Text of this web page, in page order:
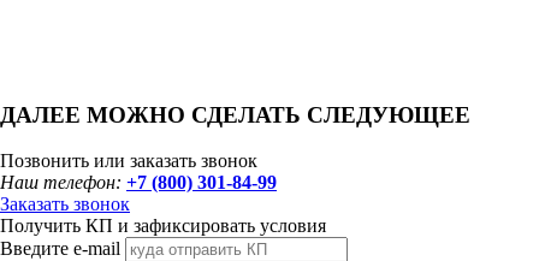
ДАЛЕЕ МОЖНО СДЕЛАТЬ СЛЕДУЮЩЕЕ
Позвонить или заказать звонок
Наш телефон: +7 (800) 301-84-99
Заказать звонок
Получить КП и зафиксировать условия
Введите e-mail